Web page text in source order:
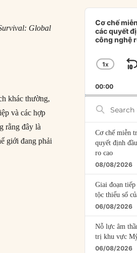
Global
khác thường,
và các hợp
rằng đây là
giới đang phải
– Những cú sốc kinh tế và tác động tới
Audio
Player
Cơ chế
các quyết
công nghệ
RATE
1X
00:00
Search
Episodes
Cơ chế miễn
quyết định
ro cao
08/08/2026
Giai đoạn tiếp
tộc thiểu số
06/08/2026
Nỗ lực âm
trị khu vực
06/08/2026